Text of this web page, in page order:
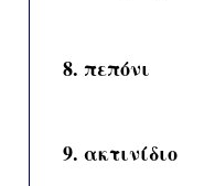
8. πεπόνι
9. ακτινίδιο